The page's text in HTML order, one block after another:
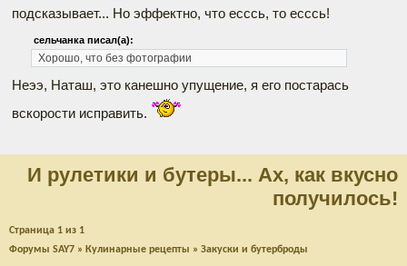
подсказывает... Но эффектно, что есссь, то есссь!
сельчанка писал(а):
Хорошо, что без фотографии
Неээ, Наташ, это канешно упущение, я его постарась
вскорости исправить.
И рулетики и бутеры... Ах, как вкусно
получилось!
Страница 1 из 1
Форумы SAY7 » Кулинарные рецепты » Закуски и бутерброды